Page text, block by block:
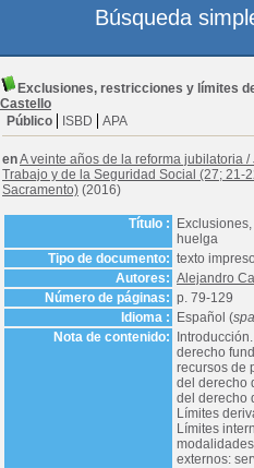
Exclusiones, restricciones y límites
Castello
Público
ISBD APA
enA veinte años de la reforma jubilatoria /
Trabajo y de la Seguridad Social (27; 21-
Sacramento) (2016)
Título :
huelga
Tipo de documento: texto impreso
Autores: Alejandro
Número de páginas: p. 79-129
Idioma :
Español (spa
Nota de contenido:
derecho
recursos de
del derecho
del derecho
Límites
Límites
externos:
Búsqueda